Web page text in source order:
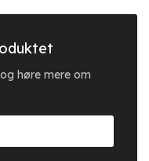
høre mere om